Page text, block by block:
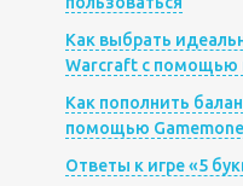
Как выбрать
Warcraft с помощью
Как пополнить
помощью
Ответы к игре «5